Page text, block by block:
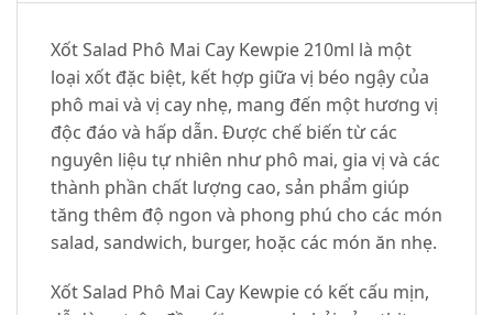
Xốt Salad Phô Mai Cay Kewpie 210ml là một
loại xốt đặc biệt, kết hợp giữa vị béo ngậy của
phô mai và vị cay nhẹ, mang đến một hương vị
độc đáo và hấp dẫn. Được chế biến từ các
nguyên liệu tự nhiên như phô mai, gia vị và các
thành phần chất lượng cao, sản phẩm giúp
tăng thêm độ ngon và phong phú cho các món
salad, sandwich, burger, hoặc các món ăn nhẹ.
Xốt Salad Phô Mai Cay Kewpie có kết cấu mịn,